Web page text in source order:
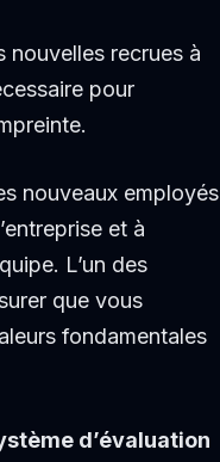
nouvelles recrues à
pour
nouveaux employés
et à
L’un des
que vous
fondamentales
d’évaluation